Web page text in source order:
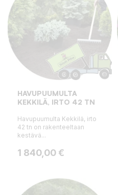
HAVUPUUMULTA
KEKKILÄ, IRTO 42 TN
Havupuumulta Kekkilä, irto
42 tn on rakenteeltaan
kestävä...
Hinta
1 840,00 €